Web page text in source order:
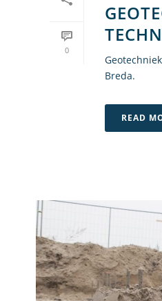
0
Breda.
READ